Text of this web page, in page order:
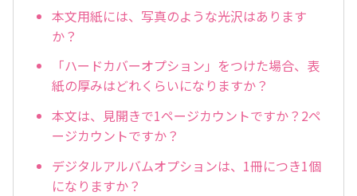
本文用紙には、写真のような光沢はあります
か？
「ハードカバーオプション」をつけた場合、表
紙の厚みはどれくらいになりますか？
本文は、見開きで1ページカウントですか？2ペ
ージカウントですか？
デジタルアルバムオプションは、1冊につき1個
になりますか？